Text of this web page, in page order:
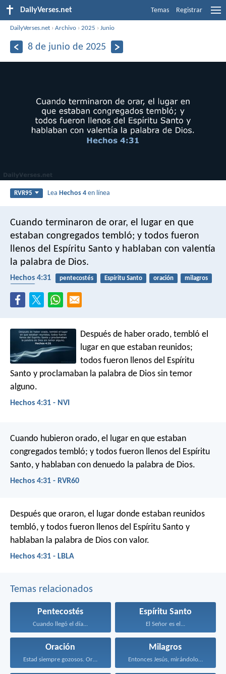
DailyVerses.net Temas Registrar
DailyVerses.net ›Archivo ›2025 ›Junio
8 de junio de 2025
RVR95 LeaHechos 4 en línea
Cuando terminaron de orar, el lugar en que
estaban congregados tembló; y todos fueron
llenos del Espíritu Santo y hablaban con valentía
la palabra de Dios.
Hechos 4:31 pentecostés Espíritu Santo oración
milagros
Después de haber orado, tembló el
lugar en que estaban reunidos;
todos fueron llenos del Espíritu
Santo y proclamaban la palabra de Dios sin temor
alguno.
Hechos 4:31 - NVI
Cuando hubieron orado, el lugar en que estaban
congregados tembló; y todos fueron llenos del Espíritu
Santo, y hablaban con denuedo la palabra de Dios.
Hechos 4:31 - RVR60
Después que oraron, el lugar donde estaban reunidos
tembló, y todos fueron llenos del Espíritu Santo y
hablaban la palabra de Dios con valor.
Hechos 4:31 - LBLA
Temas relacionados
Pentecostés
Cuando llegó el día...
Espíritu Santo
El Señor es el...
Oración
Estad siempre gozosos. Orad...
Milagros
Entonces Jesús, mirándolos, dijo...